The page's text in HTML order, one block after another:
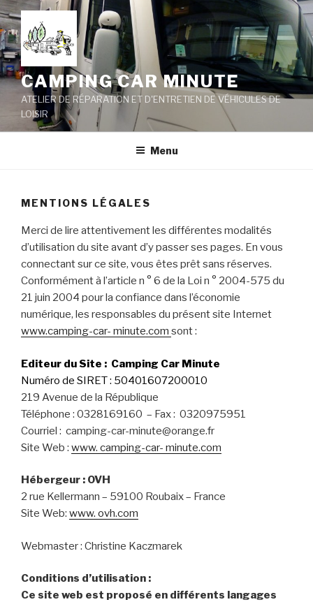
Skip
to
content
CAMPING CAR MINUTE
ATELIER DE RÉPARATION ET D'ENTRETIEN DE VÉHICULES DE
LOISIR
Menu
MENTIONS LÉGALES
Merci de lire attentivement les différentes modalités
d’utilisation du site avant d’y passer ses pages. En vous
connectant sur ce site, vous êtes prêt sans réserves.
Conformément à l’article n ° 6 de la Loi n ° 2004-575 du
21 juin 2004 pour la confiance dans l’économie
numérique, les responsables du présent site Internet
www.camping-car- minute.com sont :
Editeur du Site : Camping Car Minute
Numéro de SIRET : 50401607200010
219 Avenue de la République
Téléphone : 0328169160 – Fax : 0320975951
Courriel : camping-car-minute@orange.fr
Site Web : www. camping-car- minute.com
Hébergeur : OVH
2 rue Kellermann – 59100 Roubaix – France
Site Web: www. ovh.com
Webmaster : Christine Kaczmarek
Conditions d’utilisation :
Ce site web est proposé en différents langages